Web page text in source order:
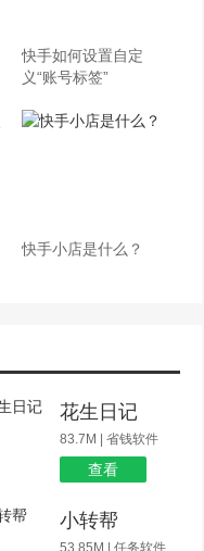
快手如何设置自定
义“账号标签”
快手小店是什么？
花生日记
83.7M | 省钱软件
查看
小转帮
53.85M | 任务软件